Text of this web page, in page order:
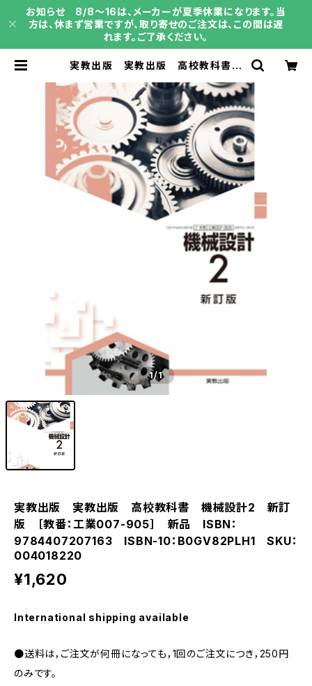
お知らせ 8/8～16は、メーカーが夏季休業になります。当
方は、休まず営業ですが、取り寄せのご注文は、この間は遅
れます。ご了承ください。
実教出版 実教出版 高校教科書
7-905］ 新品 ISBN：9784407
207163 ISBN-10：B0GV82PL
H1 SKU：004018220 | 育之書店
（いくのしょてん）
1/1
実教出版 実教出版 高校教科書 機械設計2 新訂
版 ［教番：工業007-905］ 新品 ISBN：
9784407207163 ISBN-10：B0GV82PLH1 SKU：
004018220
¥1,620
International shipping available
●送料は，ご注文が何冊になっても，1回のご注文につき，250円
のみです。